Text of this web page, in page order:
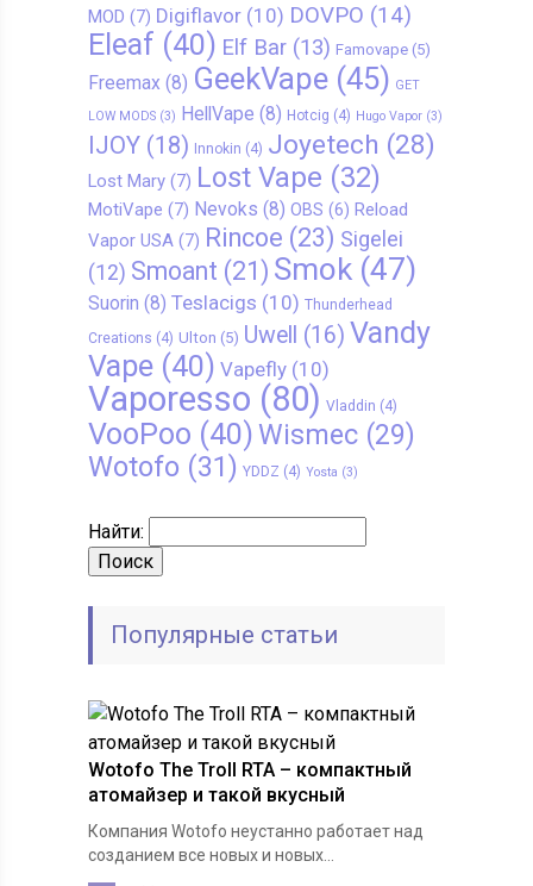
MOD (7) Digiflavor(10) DOVPO (14)
Eleaf (40) Elf Bar(13) Famovape(5)
Freemax (8) GeekVape(45) GET
LOW MODS(3) HellVape (8) Hotcig (4) Hugo Vapor(3)
IJOY(18) Innokin (4) Joyetech (28)
Lost Mary(7) Lost Vape (32)
MotiVape (7) Nevoks (8) OBS (6) Reload
Vapor USA(7) Rincoe (23) Sigelei
(12) Smoant (21) Smok(47)
Suorin (8) Teslacigs (10) Thunderhead
Creations (4) Ulton (5) Uwell (16) Vandy
Vape(40) Vapefly(10)
Vaporesso (80) Vladdin (4)
VooPoo (40) Wismec(29)
Wotofo (31) YDDZ (4) Yosta (3)
Найти:
Популярные статьи
Wotofo The Troll RTA – компактный
атомайзер и такой вкусный
Компания Wotofo неустанно работает над
созданием все новых и новых...